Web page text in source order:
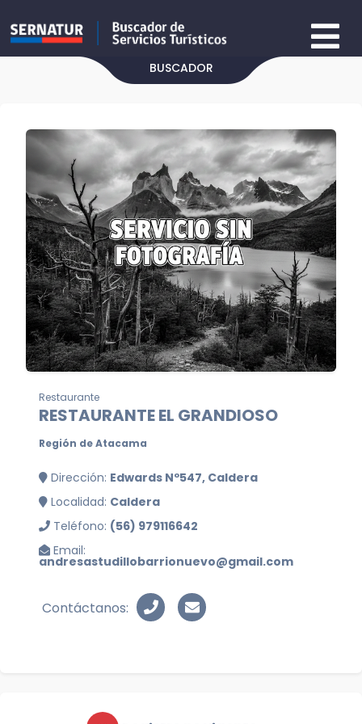
BUSCADOR
Restaurante
RESTAURANTE EL GRANDIOSO
Región de Atacama
Dirección: Edwards Nº547, Caldera
Localidad: Caldera
Teléfono: (56) 979116642
Email:
andresastudillobarrionuevo@gmail.com
Contáctanos: